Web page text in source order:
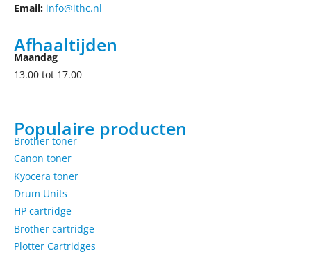
Email: info@ithc.nl
Afhaaltijden
Maandag
13.00 tot 17.00
Populaire producten
Brother toner
Canon toner
Kyocera toner
Drum Units
HP cartridge
Brother cartridge
Plotter Cartridges